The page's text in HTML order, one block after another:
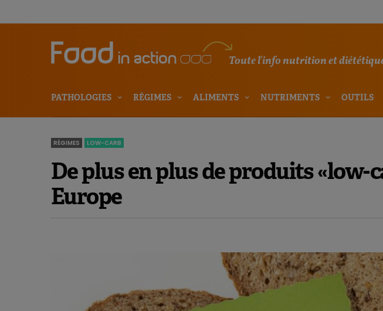
Toute l'info nutrition et
PATHOLOGIES RÉGIMES ALIMENTS NUTRIMENTS OUTILS
RÉGIMES LOW-CARB
De plus en plus de produits «low-
Europe